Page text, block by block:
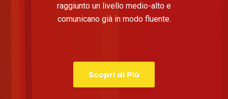
raggiunto un livello medio-alto e
comunicano già in modo fluente.
Scopri di Più